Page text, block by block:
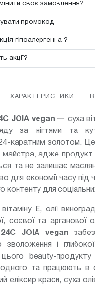
своє замовлення?
промокод
гіпоалергенна ?
акції?
ХАРАКТЕРИСТИКИ
JOIA vegan 一 суха
за нігтями та
каратним золотом. Це
майстра, адже продукт
та не залишає
для економії часу під
контенту для
Е, олії
соєвої та арганової
JOIA vegan
зволоження і глибокої
цього beauty-
та працюють в
еліксир краси, суха